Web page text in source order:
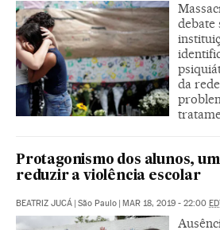
debate
da
Protagonismo dos alunos,
reduzir a violência escolar
BEATRIZ JUCÁ São Paulo MAR 18, 2019 - 22:00